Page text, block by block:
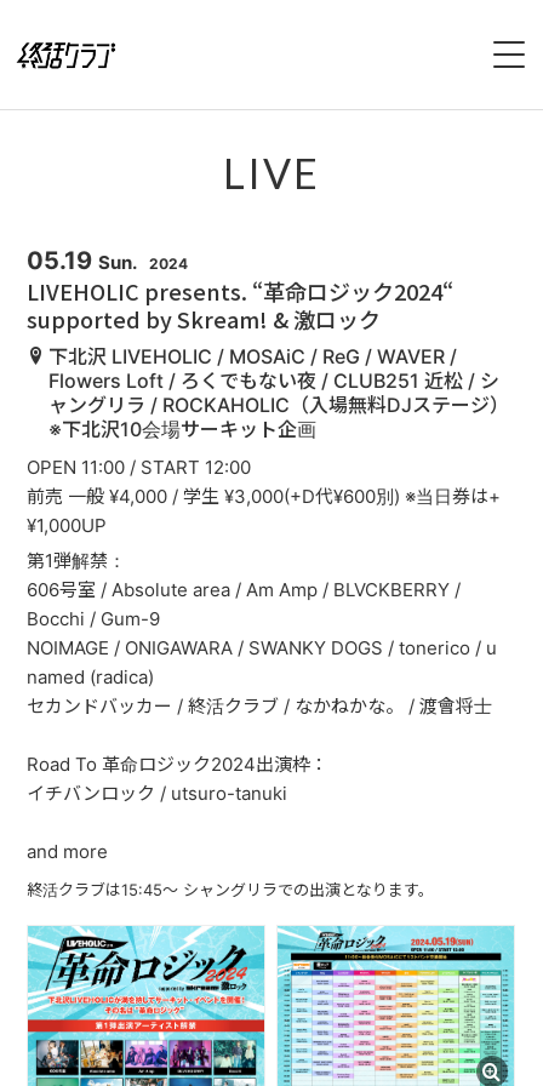
1stFullAlbum『終活のススメ』特設サイト
2ndFullAlbum『終活のてびき』特設サイト
NEWS
LIVE
GOODS
CONTACT
REQUEST
公式ファンクラブ
LIVE
05.19 Sun. 2024
LIVEHOLIC presents. “革命ロジック2024“
supported by Skream! & 激ロック
下北沢 LIVEHOLIC / MOSAiC / ReG / WAVER /
Flowers Loft / ろくでもない夜 / CLUB251 近松 / シ
ャングリラ / ROCKAHOLIC（入場無料DJステージ）
※下北沢10会場サーキット企画
OPEN 11:00 / START 12:00
前売 一般 ¥4,000 / 学生 ¥3,000(+D代¥600別) ※当日券は+
¥1,000UP
第1弾解禁：
606号室 / Absolute area / Am Amp / BLVCKBERRY /
Bocchi / Gum-9
NOIMAGE / ONIGAWARA / SWANKY DOGS / tonerico / u
named (radica)
セカンドバッカー / 終活クラブ / なかねかな。 / 渡會将士
Road To 革命ロジック2024出演枠：
イチバンロック / utsuro-tanuki
and more
終活クラブは15:45〜 シャングリラでの出演となります。